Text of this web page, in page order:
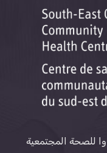
للصحة المجتمعية